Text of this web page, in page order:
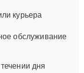
курьера
обслуживание
дня